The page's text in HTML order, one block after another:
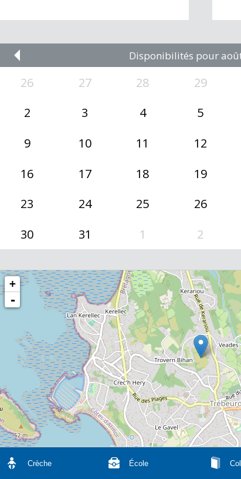
Disponibilités pour
3 5
2021 2023 2024 2026
26 27 28 29
2
3 4 5
9
10 11 12
16
17 18 19
23
24 25 26
30
31 1 2
+
-
Crèche École